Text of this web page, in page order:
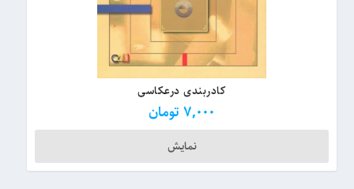
کادربندی درعکاسی
7,000 تومان
نمایش